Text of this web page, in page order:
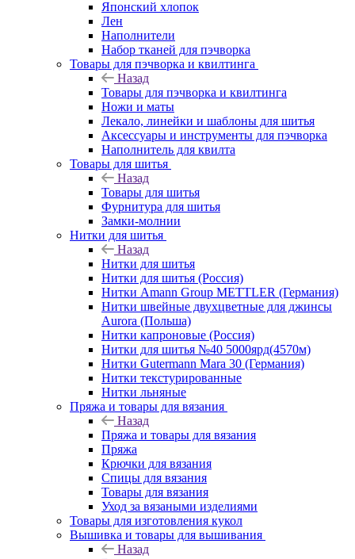
Японский хлопок
Лен
Наполнители
Набор тканей для пэчворка
Товары для пэчворка и квилтинга
Назад
Товары для пэчворка и квилтинга
Ножи и маты
Лекало, линейки и шаблоны для шитья
Аксессуары и инструменты для пэчворка
Наполнитель для квилта
Товары для шитья
Назад
Товары для шитья
Фурнитура для шитья
Замки-молнии
Нитки для шитья
Назад
Нитки для шитья
Нитки для шитья (Россия)
Нитки Amann Group METTLER (Германия)
Нитки швейные двухцветные для джинсы
Aurora (Польша)
Нитки капроновые (Россия)
Нитки для шитья №40 5000ярд(4570м)
Нитки Gutermann Mara 30 (Германия)
Нитки текстурированные
Нитки льняные
Пряжа и товары для вязания
Назад
Пряжа и товары для вязания
Пряжа
Крючки для вязания
Спицы для вязания
Товары для вязания
Уход за вязаными изделиями
Товары для изготовления кукол
Вышивка и товары для вышивания
Назад